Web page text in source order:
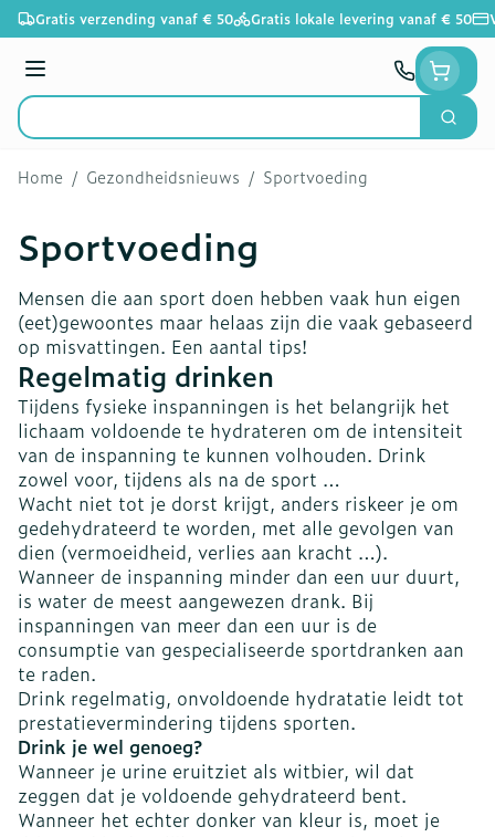
Ga naar de inhoud
Gratis verzending vanaf € 50 Gratis lokale levering vanaf € 50
Menu
Product, merk, categorie...
Zoek
Home / Gezondheidsnieuws / Sportvoeding
Sportvoeding
Mensen die aan sport doen hebben vaak hun eigen
(eet)gewoontes maar helaas zijn die vaak gebaseerd
op misvattingen. Een aantal tips!
Regelmatig drinken
Tijdens fysieke inspanningen is het belangrijk het
lichaam voldoende te hydrateren om de intensiteit
van de inspanning te kunnen volhouden. Drink
zowel voor, tijdens als na de sport …
Wacht niet tot je dorst krijgt, anders riskeer je om
gedehydrateerd te worden, met alle gevolgen van
dien (vermoeidheid, verlies aan kracht …).
Wanneer de inspanning minder dan een uur duurt,
is water de meest aangewezen drank. Bij
inspanningen van meer dan een uur is de
consumptie van gespecialiseerde sportdranken aan
te raden.
Drink regelmatig, onvoldoende hydratatie leidt tot
prestatievermindering tijdens sporten.
Drink je wel genoeg?
Wanneer je urine eruitziet als witbier, wil dat
zeggen dat je voldoende gehydrateerd bent.
Wanneer het echter donker van kleur is, moet je